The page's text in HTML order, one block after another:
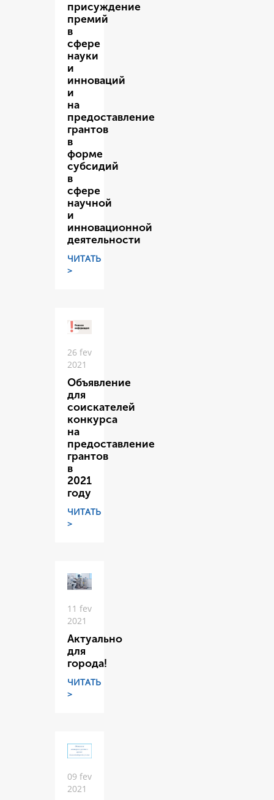
присуждение
премий
в
сфере
науки
и
инноваций
и
на
предоставление
грантов
в
форме
субсидий
в
сфере
научной
и
инновационной
деятельности
ЧИТАТЬ
>
26 fev
2021
Объявление
для
соискателей
конкурса
на
предоставление
грантов
в
2021
году
ЧИТАТЬ
>
11 fev
2021
Актуально
для
города!
ЧИТАТЬ
>
09 fev
2021